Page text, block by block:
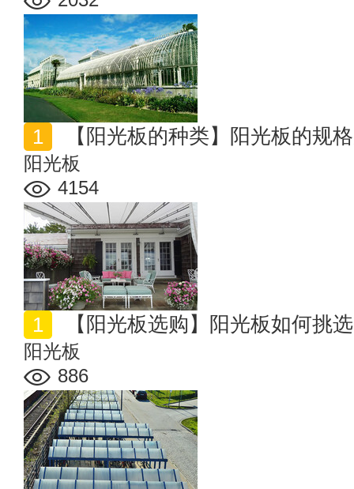
【阳光板的种类】阳光板的规
阳光板
4154
【阳光板选购】阳光板如何挑
阳光板
886